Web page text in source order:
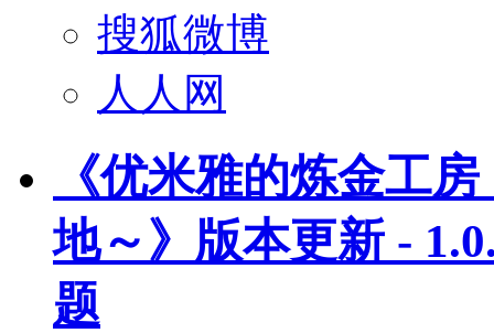
搜狐微博
人人网
《优米雅的炼金工
地～》版本更新 -
题